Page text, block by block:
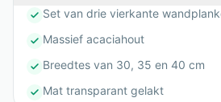
Set van drie vierkante
Massief acaciahout
Breedtes van 30, 35 en 40 cm
Mat transparant gelakt